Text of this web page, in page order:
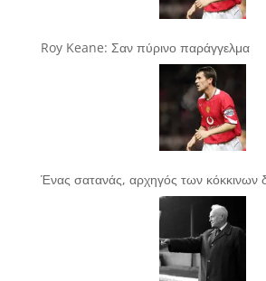
Roy Keane: Σαν πύρινο παράγγελμα
Ένας σατανάς, αρχηγός των κόκκινων